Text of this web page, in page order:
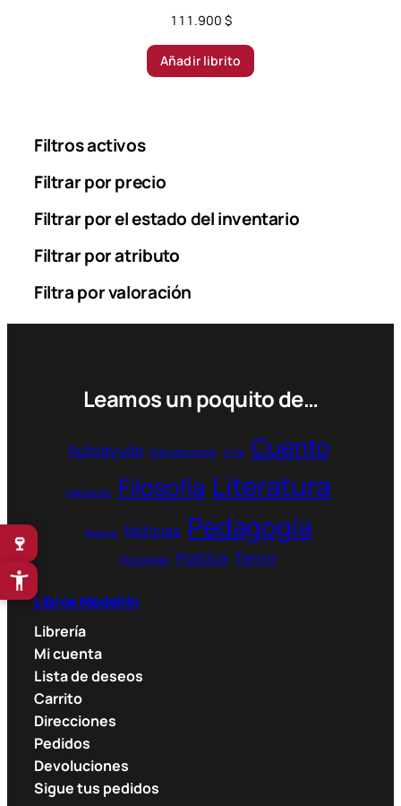
111.900 $
Añadir librito
Filtros activos
Filtrar por precio
Filtrar por el estado del inventario
Filtrar por atributo
Filtra por valoración
Leamos un poquito de…
Autoayuda Bibliotecología Cine Cuento
Depresión Filosofía Literatura
Música Noticias Pedagogía
Personajes Política Terror
Libros Medellín
Librería
Mi cuenta
Lista de deseos
Carrito
Direcciones
Pedidos
Devoluciones
Sigue tus pedidos
🍷